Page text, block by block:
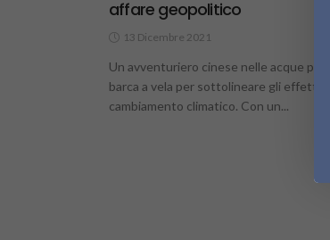
affare geopolitico
13 Dicembre 2021
Un avventuriero cinese nelle acque
barca a vela per sottolineare gli effetti
cambiamento climatico. Con un...